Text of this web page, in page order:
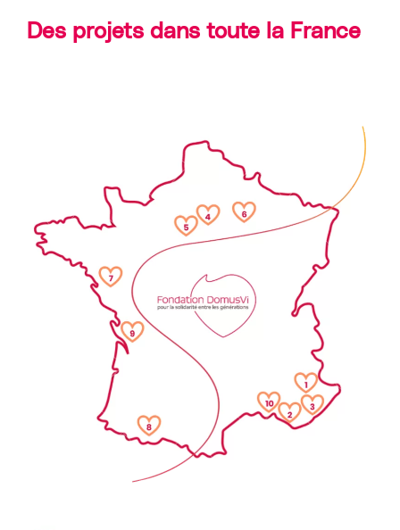
Des projets dans toute la France